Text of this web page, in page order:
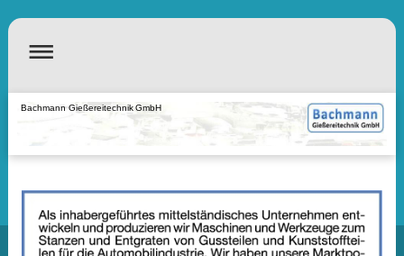
Bachmann Gießereitechnik GmbH